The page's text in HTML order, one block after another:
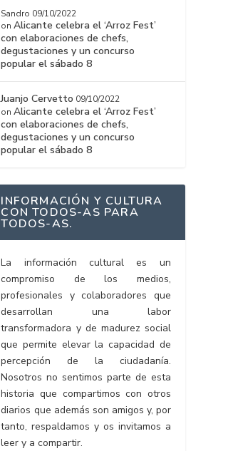
Sandro 09/10/2022
onAlicante celebra el ‘Arroz Fest’
con elaboraciones de chefs,
degustaciones y un concurso
popular el sábado 8
Juanjo Cervetto 09/10/2022
onAlicante celebra el ‘Arroz Fest’
con elaboraciones de chefs,
degustaciones y un concurso
popular el sábado 8
INFORMACIÓN Y CULTURA
CON TODOS-AS PARA
TODOS-AS.
La información cultural es un
compromiso de los medios,
profesionales y colaboradores que
desarrollan una labor
transformadora y de madurez social
que permite elevar la capacidad de
percepción de la ciudadanía.
Nosotros no sentimos parte de esta
historia que compartimos con otros
diarios que además son amigos y, por
tanto, respaldamos y os invitamos a
leer y a compartir.